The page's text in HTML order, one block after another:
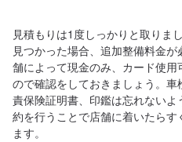
見積もりは1度しっかりと取りま
見つかった場合、追加整備料金
舗によって現金のみ、カード使
ので確認をしておきましょう。
責保険証明書、印鑑は忘れない
約を行うことで店舗に着いたらす
ます。